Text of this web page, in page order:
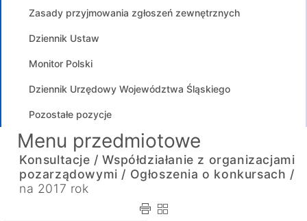
Zasady przyjmowania zgłoszeń zewnętrznych
Dziennik Ustaw
Monitor Polski
Dziennik Urzędowy Województwa Śląskiego
Pozostałe pozycje
Menu przedmiotowe
Konsultacje / Współdziałanie z organizacjami
pozarządowymi / Ogłoszenia o konkursach /
na 2017 rok